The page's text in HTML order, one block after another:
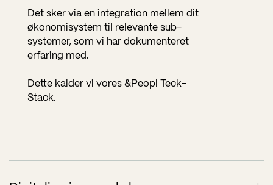
Det sker via en integration mellem dit
økonomisystem til relevante sub-
systemer,som vi har dokumenteret
erfaring med.
Dette kalder vi vores &Peopl Teck-
Stack.